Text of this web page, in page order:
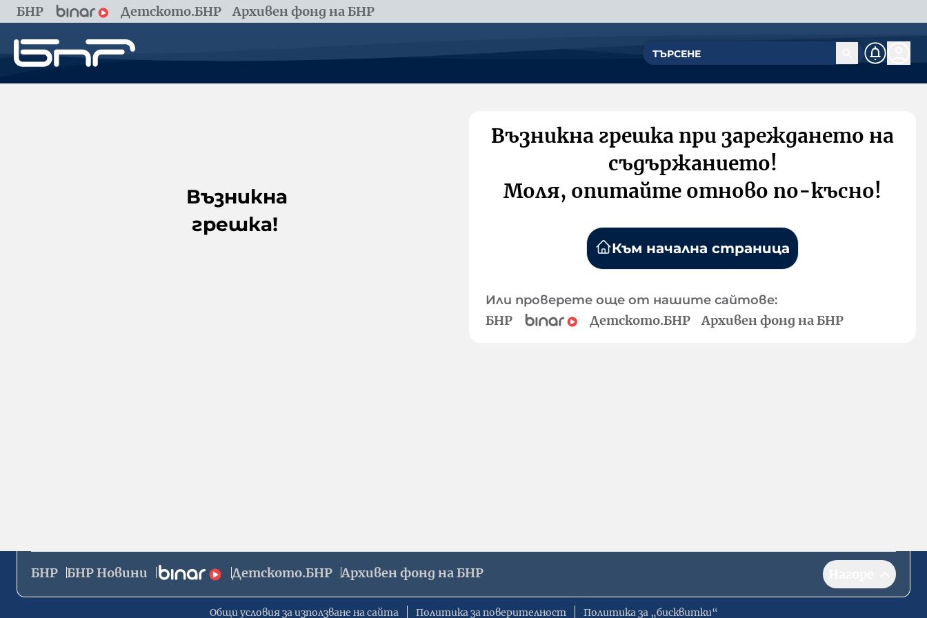
БНР Детското.БНР Архивен фонд на БНР
Възникна
грешка!
Възникна грешка при зареждането на
съдържанието!
Моля, опитайте отново по-късно!
Към начална страница
Или проверете още от нашите сайтове:
БНР Детското.БНР Архивен фонд на БНР
БНР БНР Новини Детското.БНР Архивен фонд на БНР
Общи условия за използване на сайта Политика за поверителност Политика за „бисквитки“